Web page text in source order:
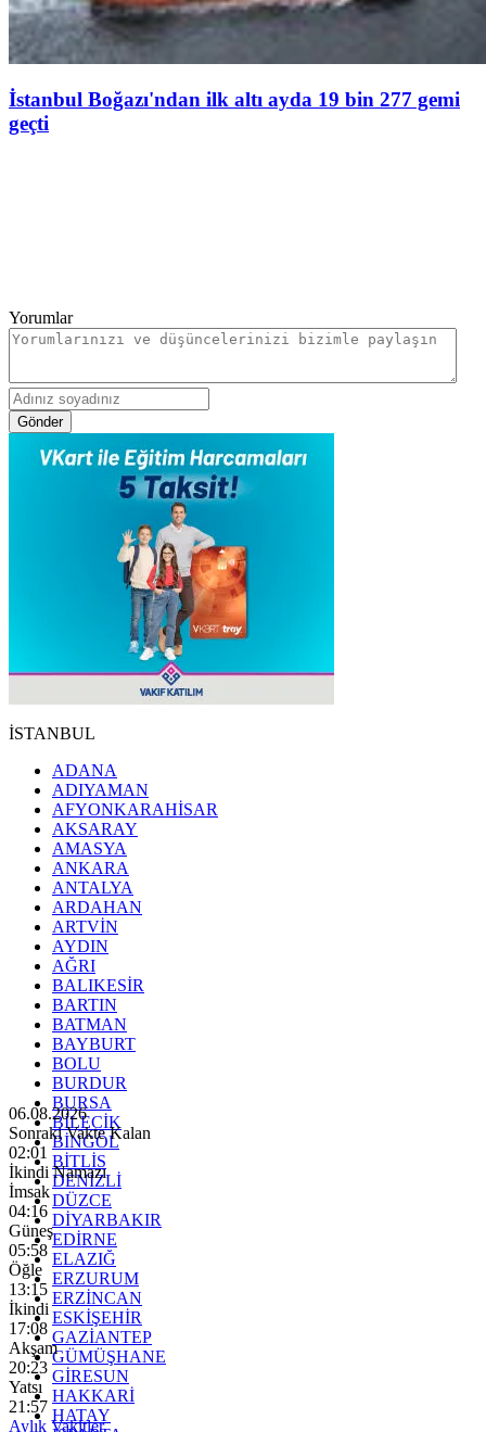
İstanbul Boğazı'ndan ilk altı ayda 19 bin 277 gemi
geçti
Yorumlar
Gönder
İSTANBUL
ADANA
ADIYAMAN
AFYONKARAHİSAR
AKSARAY
AMASYA
ANKARA
ANTALYA
ARDAHAN
ARTVİN
AYDIN
AĞRI
BALIKESİR
BARTIN
BATMAN
BAYBURT
BOLU
BURDUR
BURSA
BİLECİK
BİNGÖL
BİTLİS
DENİZLİ
DÜZCE
DİYARBAKIR
EDİRNE
ELAZIĞ
ERZURUM
ERZİNCAN
ESKİŞEHİR
GAZİANTEP
GÜMÜŞHANE
GİRESUN
HAKKARİ
HATAY
06.08.2026
Sonraki Vakte Kalan
01:59
İkindi Namazı
İmsak
04:16
Güneş
05:58
Öğle
13:15
İkindi
17:08
Akşam
20:23
Yatsı
21:57
Aylık Vakitler